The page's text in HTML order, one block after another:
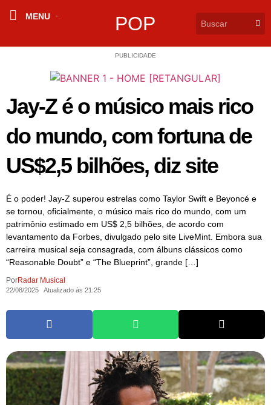
MENU POP
PUBLICIDADE
Jay-Z é o músico mais rico
do mundo, com fortuna de
US$2,5 bilhões, diz site
É o poder! Jay‑Z superou estrelas como Taylor Swift e Beyoncé e
se tornou, oficialmente, o músico mais rico do mundo, com um
patrimônio estimado em US$ 2,5 bilhões, de acordo com
levantamento da Forbes, divulgado pelo site LiveMint. Embora sua
carreira musical seja consagrada, com álbuns clássicos como
“Reasonable Doubt” e “The Blueprint”, grande […]
PorRadar Musical
22/08/2025 Atualizado às 21:25